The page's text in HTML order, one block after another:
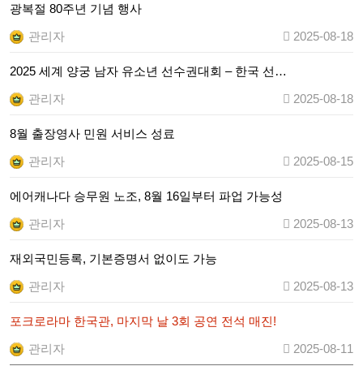
광복절 80주년 기념 행사
관리자
2025-08-18
2025 세계 양궁 남자 유소년 선수권대회 – 한국 선…
관리자
2025-08-18
8월 출장영사 민원 서비스 성료
관리자
2025-08-15
에어캐나다 승무원 노조, 8월 16일부터 파업 가능성
관리자
2025-08-13
재외국민등록, 기본증명서 없이도 가능
관리자
2025-08-13
포크로라마 한국관, 마지막 날 3회 공연 전석 매진!
관리자
2025-08-11